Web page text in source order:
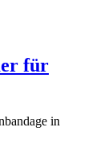
für
in